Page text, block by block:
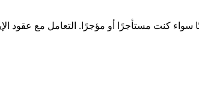
كنت مستأجرًا أو مؤجرًا. التعامل مع عقود